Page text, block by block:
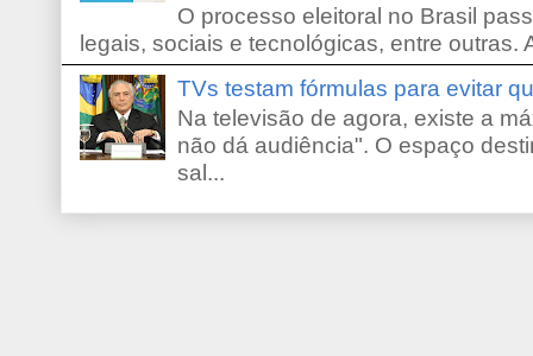
O processo eleitoral no Brasil
legais, sociais e tecnológicas, entre outras.
TVs testam fórmulas para evitar
Na televisão de agora, existe a
não dá audiência". O espaço
sal...